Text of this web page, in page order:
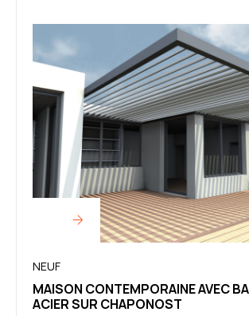
NEUF
MAISON CONTEMPORAINE AVEC
ACIER SUR CHAPONOST